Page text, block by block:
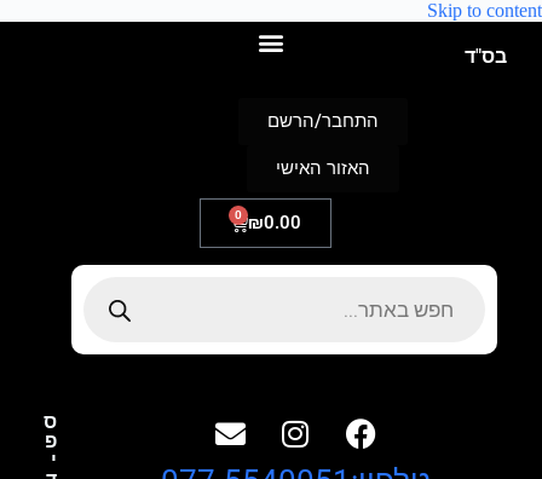
Skip to content
בס"ד
₪0.00
0
התחבר/הרשם
האזור האישי
ס
פ
י